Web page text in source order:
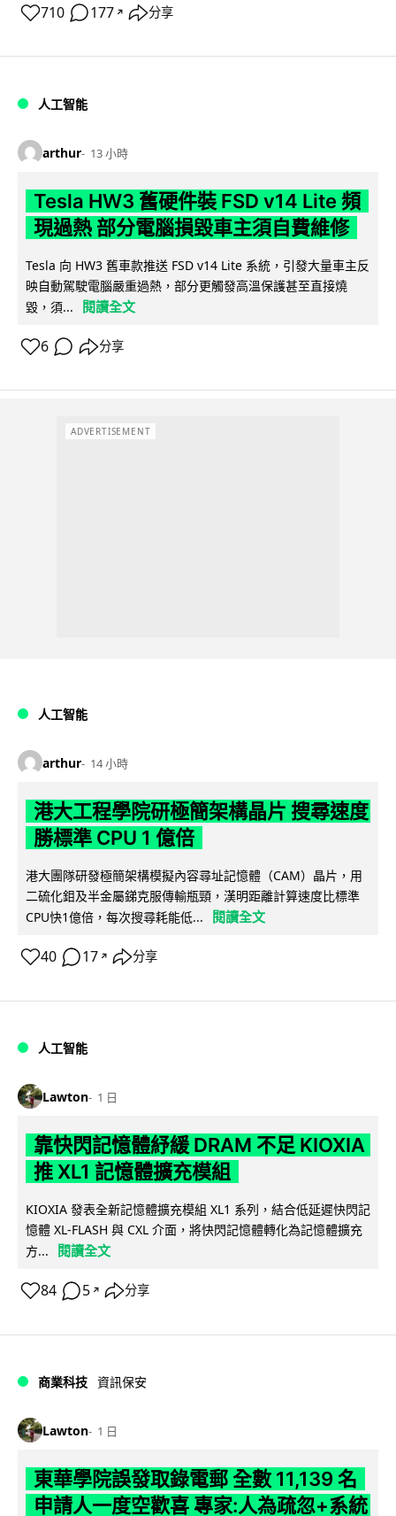
710 177 ↗ 分享
人工智能
arthur 13 小時
Tesla HW3 舊硬件裝 FSD v14 Lite 頻
現過熱 部分電腦損毀車主須自費維修
Tesla 向 HW3 舊車款推送 FSD v14 Lite 系統，引發大量車主反
映自動駕駛電腦嚴重過熱，部分更觸發高溫保護甚至直接燒
毀，須...
閱讀全文
6 分享
ADVERTISEMENT
人工智能
arthur 14 小時
港大工程學院研極簡架構晶片 搜尋速度
勝標準 CPU 1 億倍
港大團隊研發極簡架構模擬內容尋址記憶體（CAM）晶片，用
二硫化鉬及半金屬銻克服傳輸瓶頸，漢明距離計算速度比標準
CPU快1億倍，每次搜尋耗能低...
閱讀全文
40 17 ↗ 分享
人工智能
Lawton 1 日
靠快閃記憶體紓緩 DRAM 不足 KIOXIA
推 XL1 記憶體擴充模組
KIOXIA 發表全新記憶體擴充模組 XL1 系列，結合低延遲快閃記
憶體 XL-FLASH 與 CXL 介面，將快閃記憶體轉化為記憶體擴充
方...
閱讀全文
84 5 ↗ 分享
商業科技 資訊保安
Lawton 1 日
東華學院誤發取錄電郵 全數 11,139 名
申請人一度空歡喜 專家:人為疏忽+系統